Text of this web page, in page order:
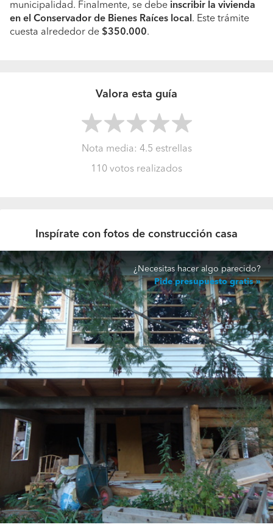
municipalidad. Finalmente, se debe inscribir la vivienda
en el Conservador de Bienes Raíces local . Este trámite
cuesta alrededor de $350.000.
Valora esta guía
Nota media: 4.5 estrellas
110 votos realizados
Inspírate con fotos de construcción casa
¿Necesitas hacer algo parecido?
Pide presupuesto gratis